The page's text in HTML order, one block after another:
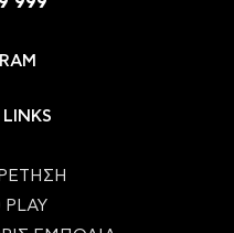
PLAY